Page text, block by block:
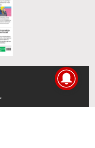
directamente en